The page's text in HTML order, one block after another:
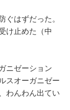
ぐはずだった。
け止めた（中
ニゼーション
スオーガニゼー
わんわん出てい